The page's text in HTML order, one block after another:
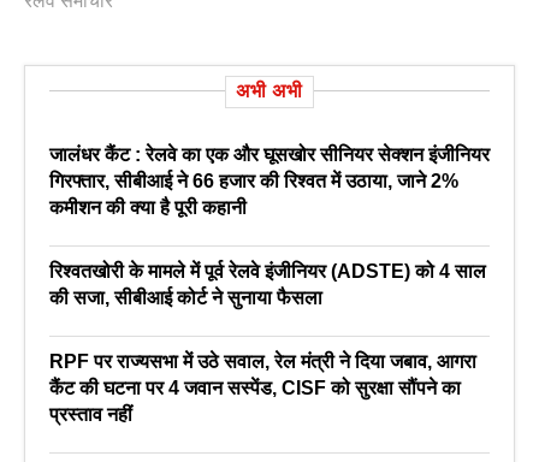
अभी अभी
जालंधर कैंट : रेलवे का एक और घूसखोर सीनियर सेक्शन इंजीनियर
गिरफ्तार, सीबीआई ने 66 हजार की रिश्वत में उठाया, जाने 2%
कमीशन की क्या है पूरी कहानी
रिश्वतखोरी के मामले में पूर्व रेलवे इंजीनियर (ADSTE) को 4 साल
की सजा, सीबीआई कोर्ट ने सुनाया फैसला
RPF पर राज्यसभा में उठे सवाल, रेल मंत्री ने दिया जबाव, आगरा
कैंट की घटना पर 4 जवान सस्पेंड, CISF को सुरक्षा सौंपने का
प्रस्ताव नहीं